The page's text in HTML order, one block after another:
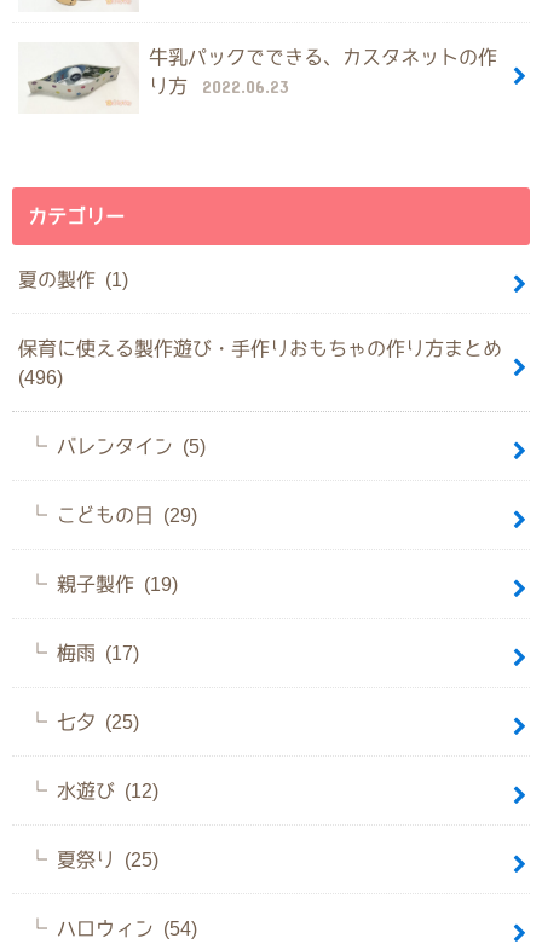
牛乳パックでできる、カスタネットの作
り方
2022.06.23
カテゴリー
夏の製作 (1)
保育に使える製作遊び・手作りおもちゃの作り方まとめ
(496)
バレンタイン (5)
こどもの日 (29)
親子製作 (19)
梅雨 (17)
七夕 (25)
水遊び (12)
夏祭り (25)
ハロウィン (54)